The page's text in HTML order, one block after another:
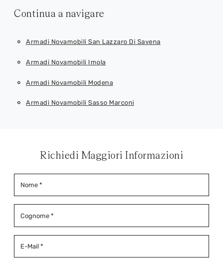
Continua a navigare
Armadi Novamobili San Lazzaro Di Savena
Armadi Novamobili Imola
Armadi Novamobili Modena
Armadi Novamobili Sasso Marconi
Richiedi Maggiori Informazioni